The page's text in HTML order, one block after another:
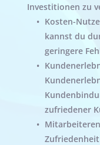
Investitionen zu
Kosten-
kannst du
geringere
zufriedener